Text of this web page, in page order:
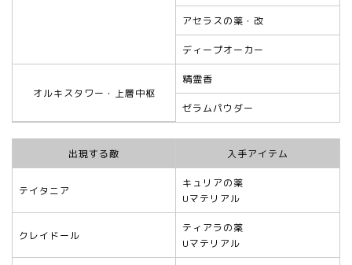
アセラスの薬・改
ディープオーカー
オルキスタワー・上層中枢
精霊香
ゼラムパウダー
出現する敵 入手アイテム
テイタニア
キュリアの薬
Uマテリアル
クレイドール
ティアラの薬
Uマテリアル